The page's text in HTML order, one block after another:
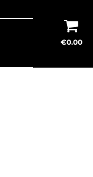
€0.00